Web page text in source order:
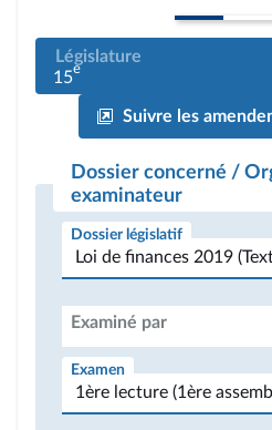
Législature
15e
Suivre les
Dossier concerné /
examinateur
Dossier législatif
Examiné par
Examen